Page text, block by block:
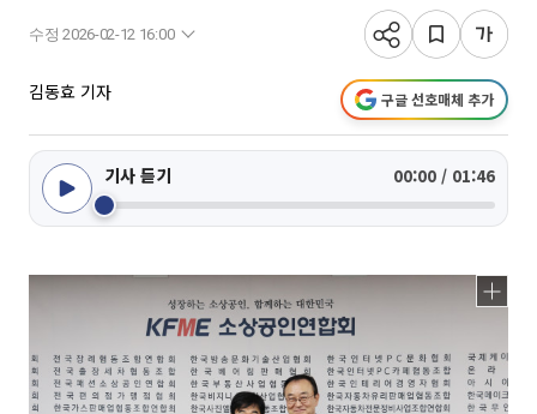
수정 2026-02-12 16:00
김동효 기자 구글 선호매체 추가
기사 듣기 00:00 / 01:46